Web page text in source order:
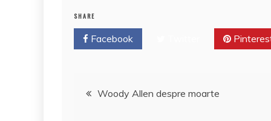
o
o
a
z
SHARE
Facebook
Navigare
Woody Allen despre moarte